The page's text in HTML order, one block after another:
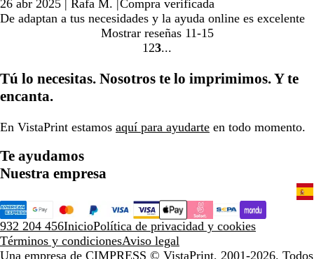
26 abr 2025 | Rafa M. |Compra verificada
De adaptan a tus necesidades y la ayuda online es excelente
Mostrar reseñas 11-15
Ir
la
1 Ir
la
2 Ir
la
3
Tú lo necesitas. Nosotros te lo imprimimos. Y te
encanta.
En VistaPrint estamos aquí para ayudarte en todo momento.
Te ayudamos
Nuestra empresa
932 204 456InicioPolítica de privacidad y cookies
Términos y condicionesAviso legal
Una empresa de CIMPRESS © VistaPrint, 2001-2026. Todos